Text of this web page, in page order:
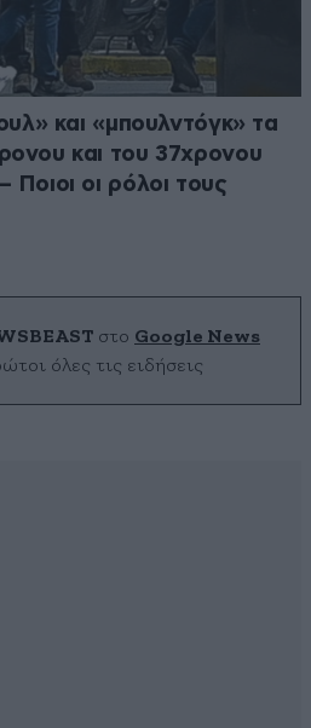
και «μπουλντόγκ» τα
και του 37χρονου
οι ρόλοι τους
στο Google News
όλες τις ειδήσεις